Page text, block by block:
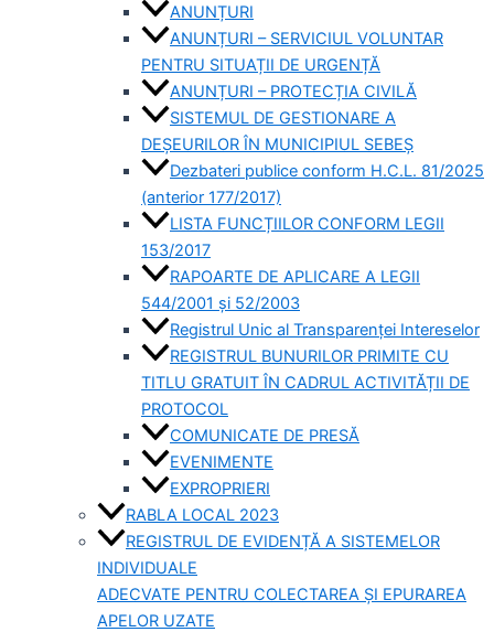
ANUNȚURI
ANUNȚURI – SERVICIUL VOLUNTAR
PENTRU SITUAȚII DE URGENȚĂ
ANUNȚURI – PROTECȚIA CIVILĂ
SISTEMUL DE GESTIONARE A
DEȘEURILOR ÎN MUNICIPIUL SEBEȘ
Dezbateri publice conform H.C.L. 81/2025
(anterior 177/2017)
LISTA FUNCȚIILOR CONFORM LEGII
153/2017
RAPOARTE DE APLICARE A LEGII
544/2001 și 52/2003
Registrul Unic al Transparenței Intereselor
REGISTRUL BUNURILOR PRIMITE CU
TITLU GRATUIT ÎN CADRUL ACTIVITĂȚII DE
PROTOCOL
COMUNICATE DE PRESĂ
EVENIMENTE
EXPROPRIERI
RABLA LOCAL 2023
REGISTRUL DE EVIDENȚĂ A SISTEMELOR
INDIVIDUALE
ADECVATE PENTRU COLECTAREA ȘI EPURAREA
APELOR UZATE